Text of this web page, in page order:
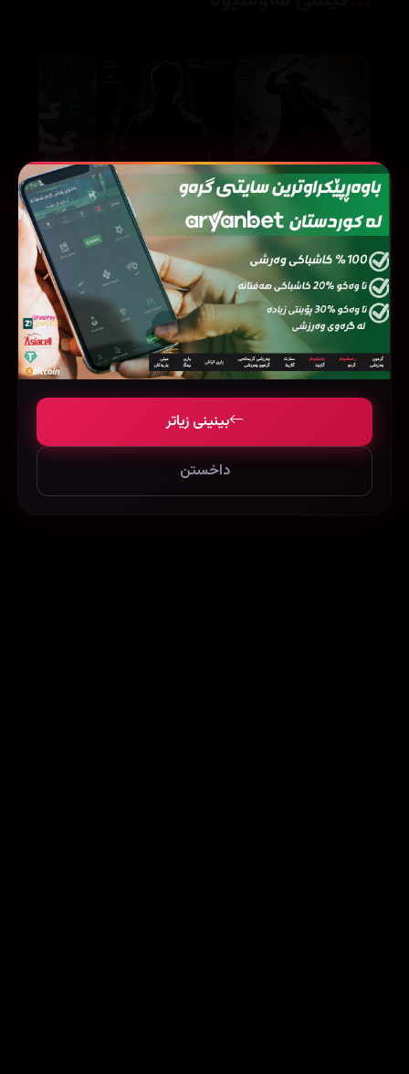
Jeepers Creepers III (2017)
77662
Don (2006)
96900
68694
بینینی زیاتر
داخستن